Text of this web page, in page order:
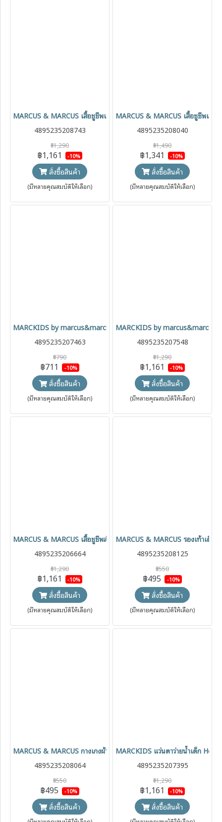
MARCUS & MARCUS เสื้อชูชีพเด็ก พร้อมที่พิงศีรษะ Toddler Swim
4895235208743
฿1,290
฿1,161 -10%
สั่งซื้อสินค้า
(มีหลายคุณสมบัติให้เลือก)
MARCUS & MARCUS เสื้อชูชีพเด็
4895235208040
฿1,490
฿1,341 -10%
สั่งซื้อสินค้า
(มีหลายคุณสมบัติให้เลือก)
MARCKIDS by marcus&marcus หมวกกันยูวีมีปีกหลัง กันแดด UPF50+
4895235207463
฿790
฿711 -10%
สั่งซื้อสินค้า
(มีหลายคุณสมบัติให้เลือก)
MARCKIDS by marcus&marcus
4895235207548
฿1,290
฿1,161 -10%
สั่งซื้อสินค้า
(มีหลายคุณสมบัติให้เลือก)
MARCUS & MARCUS เสื้อชูชีพสําหรับว่ายน้ำเด็ก (1y+)
4895235206664
฿1,290
฿1,161 -10%
สั่งซื้อสินค้า
(มีหลายคุณสมบัติให้เลือก)
MARCUS & MARCUS รองเท้าเดิ
4895235208125
฿550
฿495 -10%
สั่งซื้อสินค้า
(มีหลายคุณสมบัติให้เลือก)
MARCUS & MARCUS กางเกงผ้าอ้อมว่ายน้ำ ระบายอากาศได้ดี
4895235208064
฿550
฿495 -10%
สั่งซื้อสินค้า
MARCKIDS แว่นตาว่ายน้ำเด็ก
4895235207395
฿1,290
฿1,161 -10%
สั่งซื้อสินค้า